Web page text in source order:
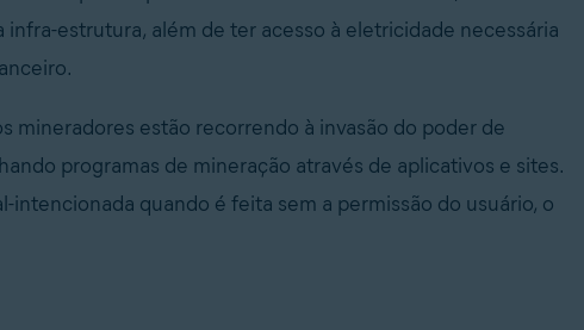
estrutura, além de ter acesso à eletricidade necessária
mineradores estão recorrendo à invasão do poder de
programas de mineração através de aplicativos e sites.
quando é feita sem a permissão do usuário, o